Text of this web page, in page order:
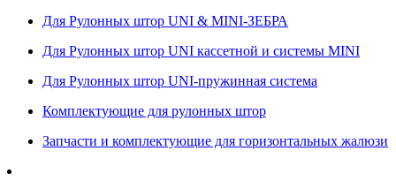
Для Рулонных штор UNI & MINI-ЗЕБРА
Для Рулонных штор UNI кассетной и системы MINI
Для Рулонных штор UNI-пружинная система
Комплектующие для рулонных штор
Запчасти и комплектующие для горизонтальных жалюзи